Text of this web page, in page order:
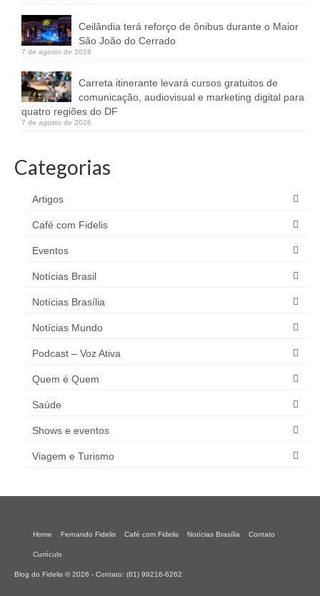
Ceilândia terá reforço de ônibus durante o Maior
São João do Cerrado
7 de agosto de 2026
Carreta itinerante levará cursos gratuitos de
comunicação, audiovisual e marketing digital para
quatro regiões do DF
7 de agosto de 2026
Categorias
Artigos
Café com Fidelis
Eventos
Notícias Brasil
Notícias Brasília
Notícias Mundo
Podcast – Voz Ativa
Quem é Quem
Saúde
Shows e eventos
Viagem e Turismo
Home Fernando Fidelis Café com Fidelis Notícias Brasília Contato
Currículo
Blog do Fidelis © 2026 - Contato: (61) 99216-6262